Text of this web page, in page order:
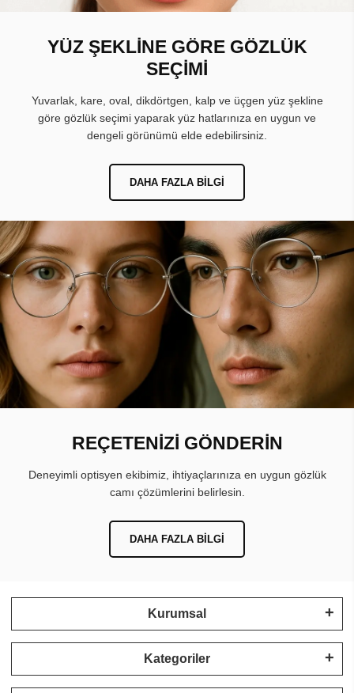
YÜZ ŞEKLİNE GÖRE GÖZLÜK
SEÇİMİ
Yuvarlak, kare, oval, dikdörtgen, kalp ve üçgen yüz şekline
göre gözlük seçimi yaparak yüz hatlarınıza en uygun ve
dengeli görünümü elde edebilirsiniz.
DAHA FAZLA BILGI
REÇETENİZİ GÖNDERİN
Deneyimli optisyen ekibimiz, ihtiyaçlarınıza en uygun gözlük
camı çözümlerini belirlesin.
DAHA FAZLA BILGI
Kurumsal
Kategoriler